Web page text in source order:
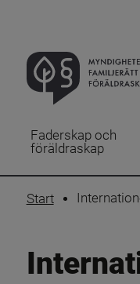
Faderskap och
föräldraskap
Start